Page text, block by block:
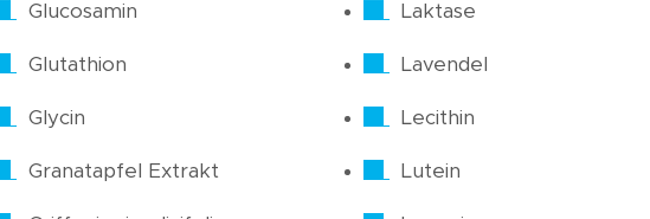
Glucosamin
Glutathion
Glycin
Granatapfel Extrakt
Laktase
Lavendel
Lecithin
Lutein